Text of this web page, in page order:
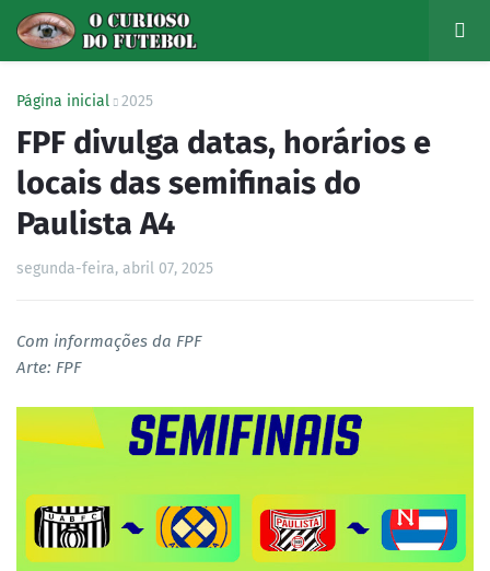
Página inicial 2025
FPF divulga datas, horários e
locais das semifinais do
Paulista A4
segunda-feira, abril 07, 2025
Com informações da FPF
Arte: FPF